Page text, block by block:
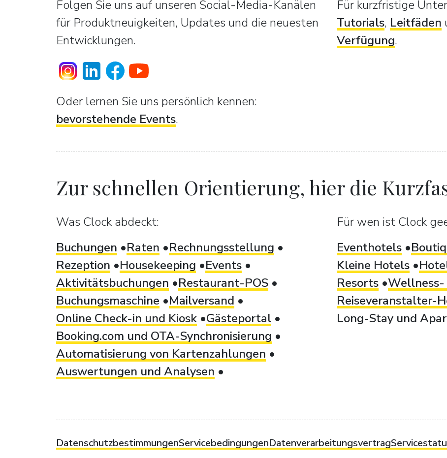
Folgen Sie uns auf unseren Social-Media-Kanälen
für Produktneuigkeiten, Updates und die neuesten
Entwicklungen.
Oder lernen Sie uns persönlich kennen:
bevorstehende Events.
Für kurzfristige
Tutorials, Leitfäden
Verfügung.
Zur schnellen Orientierung, hier die
Was Clock abdeckt:
Buchungen
Raten
Rechnungsstellung
Rezeption
Housekeeping
Events
Aktivitätsbuchungen
Restaurant-POS
Buchungsmaschine
Mailversand
Online Check-in und Kiosk
Gästeportal
Booking.com und OTA-Synchronisierung
Automatisierung von Kartenzahlungen
Auswertungen und Analysen
Für wen ist Clock
Eventhotels
Kleine Hotels
Resorts Wellness-
Reiseveranstalter-
Long-Stay und
DatenschutzbestimmungenServicebedingungenDatenverarbeitungsvertrag